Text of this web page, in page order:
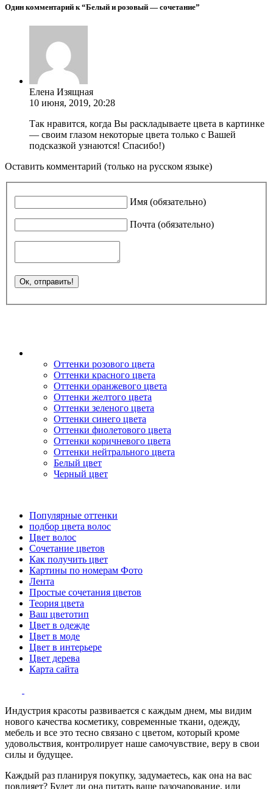
Один комментарий к “Белый и розовый — сочетание”
Елена Изящная
10 июня, 2019, 20:28
Так нравится, когда Вы раскладываете цвета в картинке
— своим глазом некоторые цвета только с Вашей
подсказкой узнаются! Спасибо!)
Оставить комментарий (только на русском языке)
Имя (обязательно)
Почта (обязательно)
Оттенки розового цвета
Оттенки красного цвета
Оттенки оранжевого цвета
Оттенки желтого цвета
Оттенки зеленого цвета
Оттенки синего цвета
Оттенки фиолетового цвета
Оттенки коричневого цвета
Оттенки нейтрального цвета
Белый цвет
Черный цвет
Популярные оттенки
подбор цвета волос
Цвет волос
Сочетание цветов
Как получить цвет
Картины по номерам Фото
Лента
Простые сочетания цветов
Теория цвета
Ваш цветотип
Цвет в одежде
Цвет в моде
Цвет в интерьере
Цвет дерева
Карта сайта
Индустрия красоты развивается с каждым днем, мы видим
нового качества косметику, современные ткани, одежду,
мебель и все это тесно связано с цветом, который кроме
удовольствия, контролирует наше самочувствие, веру в свои
силы и будущее.
Каждый раз планируя покупку, задумаетесь, как она на вас
повлияет? Будет ли она питать ваше разочарование, или